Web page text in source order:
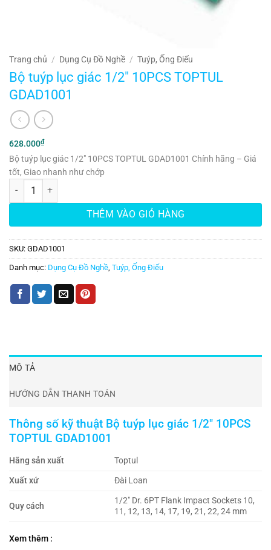
Trang chủ / Dụng Cụ Đồ Nghề / Tuýp, Ống Điếu
Bộ tuýp lục giác 1/2″ 10PCS TOPTUL
GDAD1001
628.000₫
Bộ tuýp lục giác 1/2″ 10PCS TOPTUL GDAD1001 Chính hãng – Giá
tốt, Giao nhanh như chớp
Bộ tuýp lục giác 1/2" 10PCS TOPTUL GDAD1001 số lượng
THÊM VÀO GIỎ HÀNG
SKU: GDAD1001
Danh mục: Dụng Cụ Đồ Nghề Tuýp, Ống Điếu
MÔ TẢ
HƯỚNG DẪN THANH TOÁN
Thông số kỹ thuật Bộ tuýp lục giác 1/2″ 10PCS
TOPTUL GDAD1001
Hãng sản xuất
Toptul
Xuất xứ
Đài Loan
Quy cách
1/2″ Dr. 6PT Flank Impact Sockets 10,
11, 12, 13, 14, 17, 19, 21, 22, 24 mm
Xem thêm :